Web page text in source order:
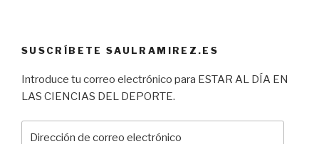
SUSCRÍBETE SAULRAMIREZ.ES
Introduce tu correo electrónico para ESTAR AL DÍA EN
LAS CIENCIAS DEL DEPORTE.